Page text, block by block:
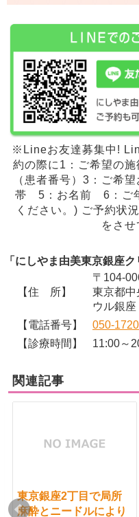
※Lineお友達募集中!
約の際に1：ご希望の
（患者番号）3：ご希
帯 5：お名前 6：ご
ください。) ご予約状
をさせ
「にしやま由美東京銀座
【住 所】
〒104-
東京都
ウル銀
【電話番号】
050-
【診療時間】
11:00～
関連記事
東京銀座2丁目で局所
麻酔とニードルにより